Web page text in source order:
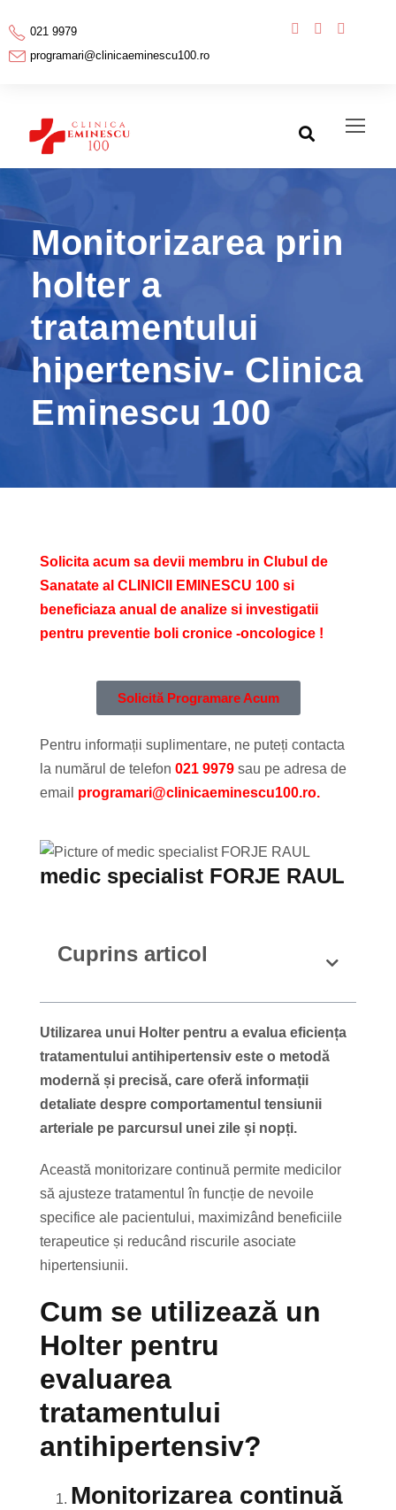
021 9979
programari@clinicaeminescu100.ro
Monitorizarea prin
holter a
tratamentului
hipertensiv- Clinica
Eminescu 100
Solicita acum sa devii membru in Clubul de
Sanatate al CLINICII EMINESCU 100 si
beneficiaza anual de analize si investigatii
pentru preventie boli cronice -oncologice !
Solicită Programare Acum
Pentru informații suplimentare, ne puteți contacta
la numărul de telefon 021 9979 sau pe adresa de
email programari@clinicaeminescu100.ro.
medic specialist FORJE RAUL
Cuprins articol
Utilizarea unui Holter pentru a evalua eficiența
tratamentului antihipertensiv este o metodă
modernă și precisă, care oferă informații
detaliate despre comportamentul tensiunii
arteriale pe parcursul unei zile și nopți.
Această monitorizare continuă permite medicilor
să ajusteze tratamentul în funcție de nevoile
specifice ale pacientului, maximizând beneficiile
terapeutice și reducând riscurile asociate
hipertensiunii.
Cum se utilizează un
Holter pentru
evaluarea
tratamentului
antihipertensiv?
Monitorizarea continuă